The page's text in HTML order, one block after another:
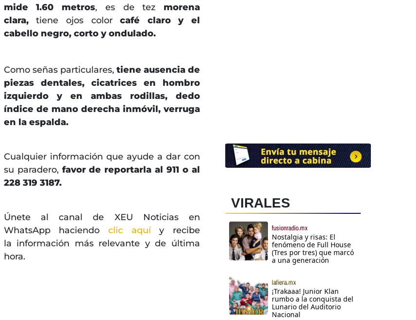
mide 1.60 metros, es de tez morena
clara,tiene ojos colorcafé claro y el
cabello negro, corto y ondulado.
Como señas particulares,tiene ausencia de
piezas dentales, cicatrices en hombro
izquierdo y en ambas rodillas, dedo
índice de mano derecha inmóvil, verruga
en la espalda.
Cualquier información que ayude a dar con
su paradero,favor de reportarla al 911 o al
228 319 3187.
Únete al canal de XEU Noticias en
WhatsApp haciendoclic aquíy recibe
la información más relevante y de última
hora.
VIRALES
fusionradio.mx
Nostalgia y risas: El
fenómeno de Full House
(Tres por tres) que marcó
a una generación
lafiera.mx
¡Trakaaa! Junior Klan
rumbo a la conquista del
Lunario del Auditorio
Nacional